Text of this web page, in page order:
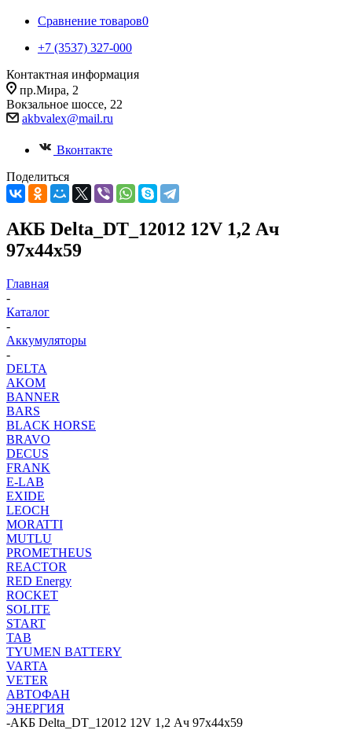
Сравнение товаров0
+7 (3537) 327-000
Контактная информация
пр.Мира, 2
Вокзальное шоссе, 22
akbvalex@mail.ru
Вконтакте
Поделиться
АКБ Delta_DT_12012 12V 1,2 Ач
97х44х59
Главная
-
Каталог
-
Аккумуляторы
-
DELTA
AKOM
BANNER
BARS
BLACK HORSE
BRAVO
DECUS
FRANK
E-LAB
EXIDE
LEOCH
MORATTI
MUTLU
PROMETHEUS
REACTOR
RED Energy
ROCKET
SOLITE
START
TAB
TYUMEN BATTERY
VARTA
VETER
АВТОФАН
ЭНЕРГИЯ
-АКБ Delta_DT_12012 12V 1,2 Ач 97х44х59